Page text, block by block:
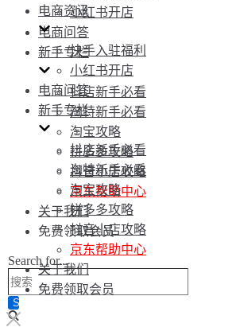
小红书开店
电商问答
新手专栏
抖店新手必看
淘特新手必看
淘宝攻略
拼多多攻略
抖音小店攻略
京东帮助中心
关于我们
免费领取会员
Search for...
电商资讯
快手入驻福利
小红书开店
电商问答
新手专栏
抖店新手必看
淘特新手必看
淘宝攻略
拼多多攻略
抖音小店攻略
京东帮助中心
关于我们
免费领取会员